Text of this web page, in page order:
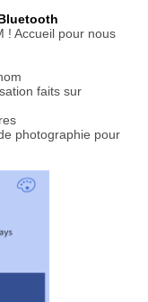
! Accueil pour nous
faits sur
photographie pour